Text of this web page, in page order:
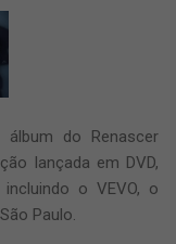
do Renascer
lançada em DVD,
o VEVO, o
Paulo.